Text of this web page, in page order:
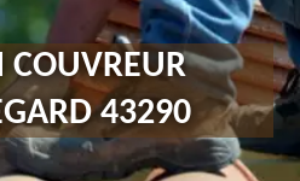
COUVREUR
43290